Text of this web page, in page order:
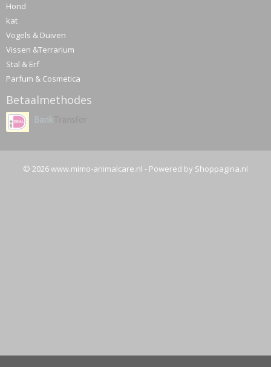
Hond
kat
Vogels & Duiven
Vissen &Terrarium
Stal & Erf
Parfum & Cosmetica
Betaalmethodes
© 2026 www.mimo-animalcare.nl - Powered by Shoppagina.nl